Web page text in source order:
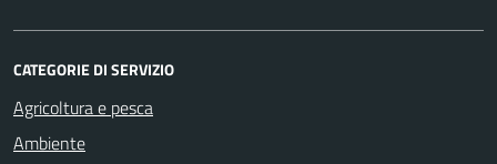
CATEGORIE DI SERVIZIO
Agricoltura e pesca
Ambiente